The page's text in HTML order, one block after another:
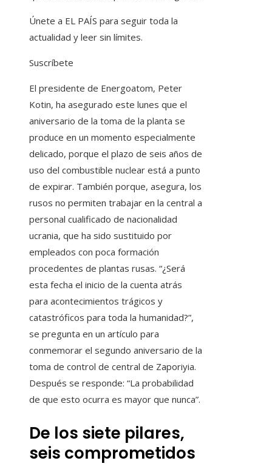
Únete a EL PAÍS para seguir toda la
actualidad y leer sin límites.
Suscríbete
El presidente de Energoatom, Peter
Kotin, ha asegurado este lunes que el
aniversario de la toma de la planta se
produce en un momento especialmente
delicado, porque el plazo de seis años de
uso del combustible nuclear está a punto
de expirar. También porque, asegura, los
rusos no permiten trabajar en la central a
personal cualificado de nacionalidad
ucrania, que ha sido sustituido por
empleados con poca formación
procedentes de plantas rusas. “¿Será
esta fecha el inicio de la cuenta atrás
para acontecimientos trágicos y
catastróficos para toda la humanidad?”,
se pregunta en un artículo para
conmemorar el segundo aniversario de la
toma de control de central de Zaporiyia.
Después se responde: “La probabilidad
de que esto ocurra es mayor que nunca”.
De los siete pilares,
seis comprometidos